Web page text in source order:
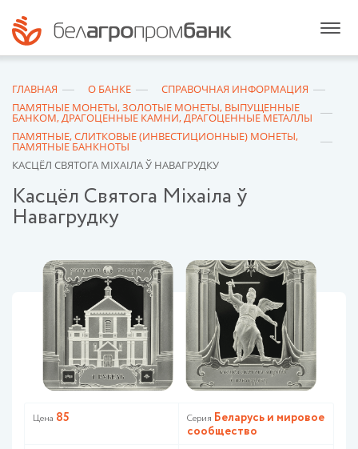
ГЛАВНАЯ О БАНКЕ
СПРАВОЧНАЯ ИНФОРМАЦИЯ
ПАМЯТНЫЕ МОНЕТЫ, ЗОЛОТЫЕ МОНЕТЫ, ВЫПУЩЕННЫЕ
БАНКОМ, ДРАГОЦЕННЫЕ КАМНИ, ДРАГОЦЕННЫЕ МЕТАЛЛЫ
ПАМЯТНЫЕ, СЛИТКОВЫЕ (ИНВЕСТИЦИОННЫЕ) МОНЕТЫ,
ПАМЯТНЫЕ БАНКНОТЫ
КАСЦЁЛ СВЯТОГА МIХАIЛА Ў НАВАГРУДКУ
Касцёл Святога Мiхаiла ў
Навагрудку
Цена 85 Серия Беларусь и мировое
сообщество